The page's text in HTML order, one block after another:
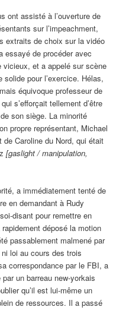
ont assisté à l’ouverture de
sur l’impeachment,
extraits de choix sur la vidéo
essayé de procéder avec
et a appelé sur scène
pour l’exercice. Hélas,
équivoque professeur de
s’efforçait tellement d’être
son siège. La minorité
propre représentant, Michael
Caroline du Nord, qui était
[gaslight / manipulation,
a immédiatement tenté de
en demandant à Rudy
disant pour remettre en
déposé la motion
passablement malmené par
loi au cours des trois
correspondance par le FBI, a
un barreau new-yorkais
qu’il est lui-même un
de ressources. Il a passé